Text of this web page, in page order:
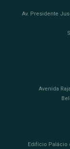
Av. Presidente
Avenida
Edifício Palácio